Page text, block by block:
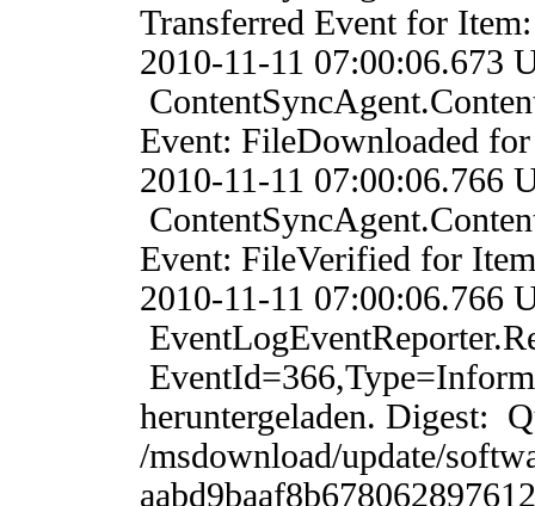
Transferred Event for
2010-11-11
Event: FileDownloaded
2010-11-11
Event: FileVerified for
2010-11-11
heruntergeladen. Digest:
/msdownload/update/